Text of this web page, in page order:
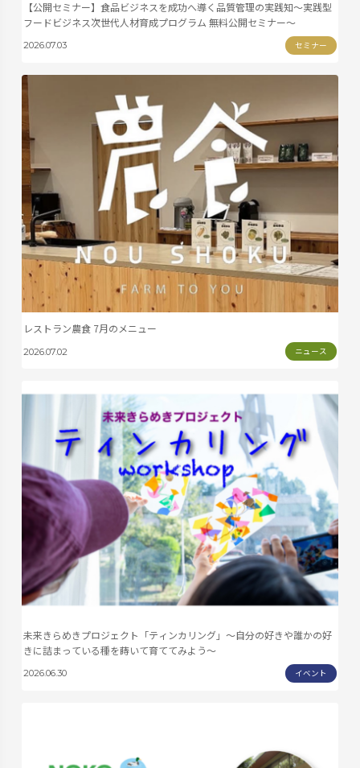
【公開セミナー】食品ビジネスを成功へ導く品質管理の実践知～実践型
フードビジネス次世代人材育成プログラム 無料公開セミナー～
2026.07.03 セミナー
レストラン農食 7月のメニュー
2026.07.02 ニュース
未来きらめきプロジェクト「ティンカリング」～自分の好きや誰かの好
きに詰まっている種を蒔いて育ててみよう～
2026.06.30 イベント